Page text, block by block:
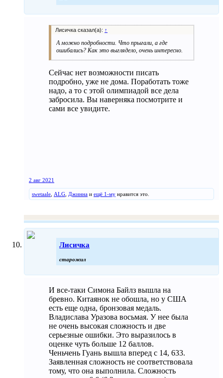
Лисичка сказал(а): ↑
А можно подробности. Что прыгали, а где
ошибались? Как это выглядело, очень интересно.
Сейчас нет возможности писать
подробно, уже не дома. Поработать тоже
надо, а то с этой олимпиадой все дела
забросила. Вы наверняка посмотрите и
сами все увидите.
2 авг 2021
swetaale, ALG, Джинна и ещё 1-му нравится это.
Лисичка
старожил
И все-таки Симона Байлз вышла на
бревно. Китаянок не обошла, но у США
есть еще одна, бронзовая медаль.
Владислава Уразова восьмая. У нее была
не очень высокая сложность и две
серьезные ошибки. Это выразилось в
оценке чуть больше 12 баллов.
Ченьчень Гуань вышла вперед с 14, 633.
Заявленная сложность не соответствовала
тому, что она выполнила. Сложность